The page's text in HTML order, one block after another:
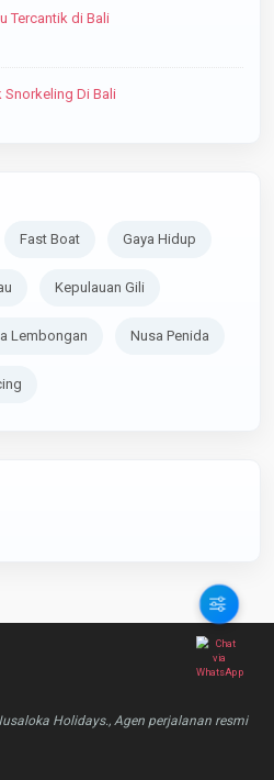
Tercantik di Bali
Snorkeling Di Bali
Fast Boat Gaya Hidup
Kepulauan Gili
Lembongan Nusa Penida
Holidays., Agen perjalanan resmi